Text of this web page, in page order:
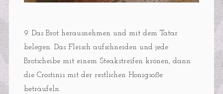
9. Das Brot herausnehmen und mit dem Tatar
belegen. Das Fleisch aufschneiden und jede
Brotscheibe mit einem Steakstreifen krönen, dann
die Crostinis mit der restlichen Honigsoße
beträufeln.